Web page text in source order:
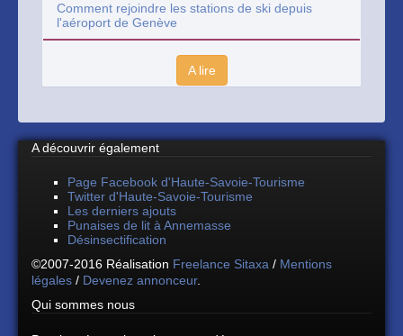
Comment rejoindre les stations de ski depuis
l'aéroport de Genève
A lire
A découvrir également
Page Facebook d'Haute-Savoie-Tourisme
Twitter d'Haute-Savoie-Tourisme
Les derniers ajouts
Punaises de lit à Annemasse
Désinsectification
©2007-2016 Réalisation Freelance Sitaxa / Mentions
légales / Devenez annonceur.
Qui sommes nous